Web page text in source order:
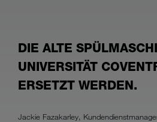
DIE ALTE
UNIVERSITÄT
ERSETZT WERDEN.
Jackie Fazakarley,